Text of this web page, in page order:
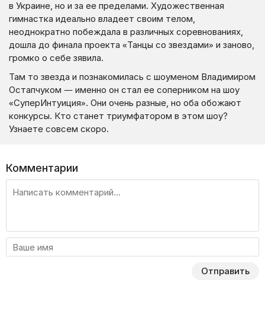
в Украине, но и за ее пределами. Художественная
гимнастка идеально владеет своим телом,
неоднократно побеждала в различных соревнованиях,
дошла до финала проекта «Танцы со звездами» и заново,
громко о себе зявила.
Там то звезда и познакомилась с шоуменом Владимиром
Остапчуком — именно он стал ее соперником на шоу
«СуперИнтуиция». Они очень разные, но оба обожают
конкурсы. Кто станет триумфатором в этом шоу?
Узнаете совсем скоро.
Комментарии
Отправить